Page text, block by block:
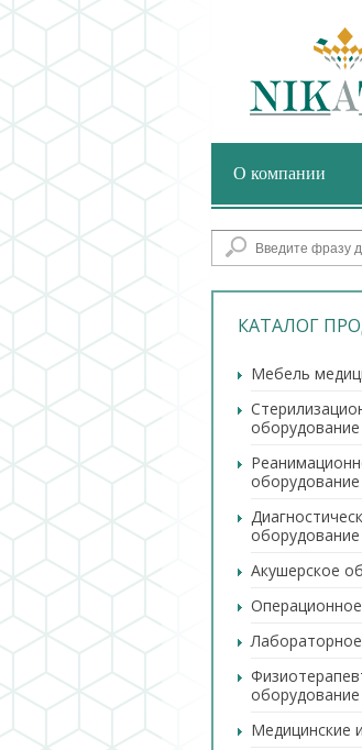
О компании
КАТАЛОГ
Мебель
оборудование
оборудование
оборудование
Акушерское
оборудование
Медицинские